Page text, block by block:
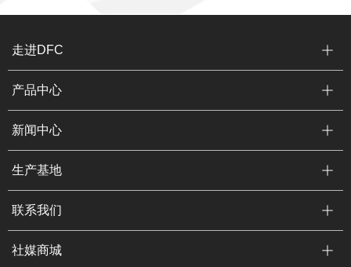
走进DFC
产品中心
新闻中心
生产基地
联系我们
社媒商城